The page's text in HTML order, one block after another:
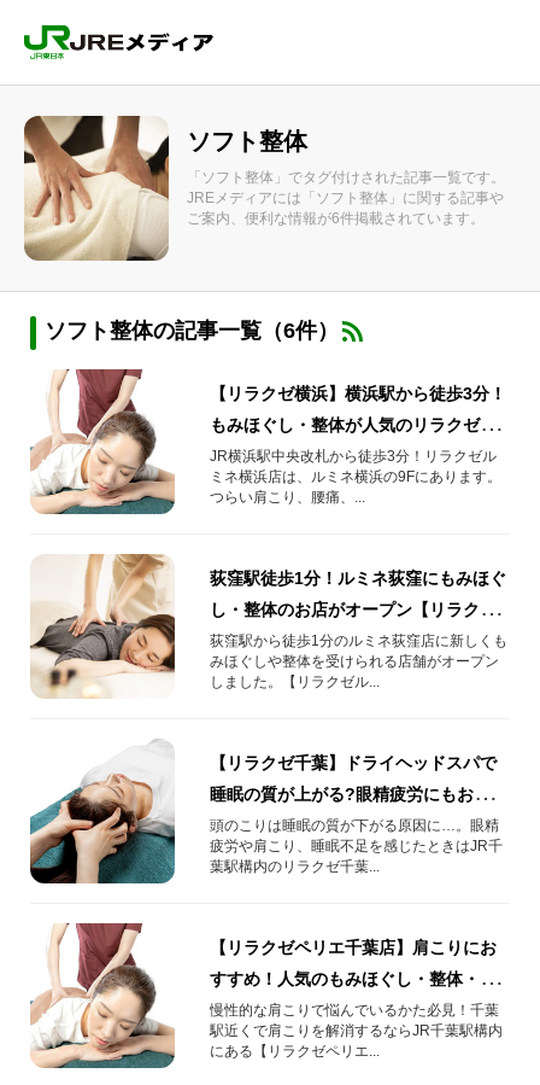
ソフト整体
「ソフト整体」でタグ付けされた記事一覧です。
JREメディアには「ソフト整体」に関する記事や
ご案内、便利な情報が6件掲載されています。
ソフト整体の記事一覧（6件）
【リラクゼ横浜】横浜駅から徒歩3分！
もみほぐし・整体が人気のリラクゼー
ションスポット！
JR横浜駅中央改札から徒歩3分！リラクゼル
ミネ横浜店は、ルミネ横浜の9Fにあります。
つらい肩こり、腰痛、...
荻窪駅徒歩1分！ルミネ荻窪にもみほぐ
し・整体のお店がオープン【リラクゼ
ルミネ荻窪店】
荻窪駅から徒歩1分のルミネ荻窪店に新しくも
みほぐしや整体を受けられる店舗がオープン
しました。【リラクゼル...
【リラクゼ千葉】ドライヘッドスパで
睡眠の質が上がる?眼精疲労にもおすす
めの頭部集中ケア！
頭のこりは睡眠の質が下がる原因に…。眼精
疲労や肩こり、睡眠不足を感じたときはJR千
葉駅構内のリラクゼ千葉...
【リラクゼペリエ千葉店】肩こりにお
すすめ！人気のもみほぐし・整体・肩
甲骨はがしをご紹介！もみほぐしと整
体の違いも
慢性的な肩こりで悩んでいるかた必見！千葉
駅近くで肩こりを解消するならJR千葉駅構内
にある【リラクゼペリエ...